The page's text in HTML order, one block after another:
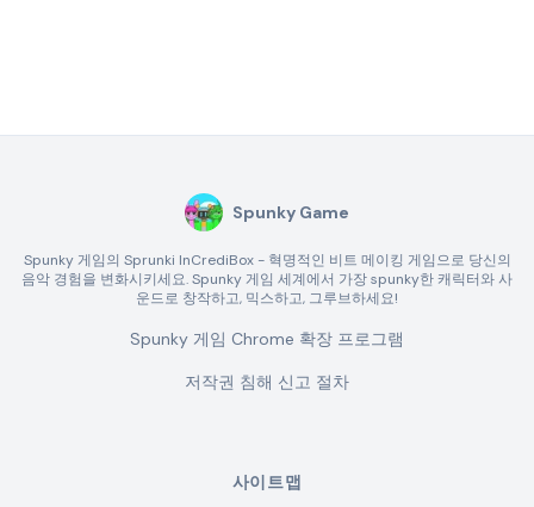
Spunky Game
Spunky 게임의 Sprunki InCrediBox - 혁명적인 비트 메이킹 게임으로 당신의
음악 경험을 변화시키세요. Spunky 게임 세계에서 가장 spunky한 캐릭터와 사
운드로 창작하고, 믹스하고, 그루브하세요!
Spunky 게임 Chrome 확장 프로그램
저작권 침해 신고 절차
사이트맵